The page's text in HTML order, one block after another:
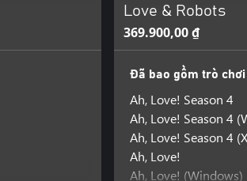
Love & Robots
369.900,00 ₫
Đã bao gồm trò chơi
Ah, Love! Season 4
Ah, Love! Season 4
Ah, Love! Season 4
Ah, Love!
Ah, Love! (Windows)